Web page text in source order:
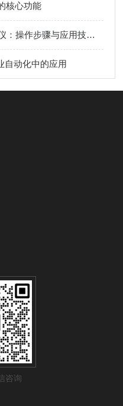
核心功能
轻松上手Burkert宝德电导率仪：操作步骤与应用技巧指南
自动化中的应用
咨询